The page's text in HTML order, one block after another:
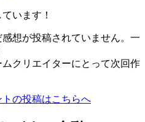
います！
想が投稿されていません。一
クリエイターにとって次回作
の投稿はこちらへ